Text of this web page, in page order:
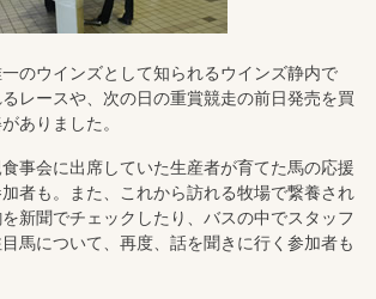
のウインズとして知られるウインズ静内で
レースや、次の日の重賞競走の前日発売を買
ありました。
事会に出席していた生産者が育てた馬の応援
者も。また、これから訪れる牧場で繋養され
新聞でチェックしたり、バスの中でスタッフ
馬について、再度、話を聞きに行く参加者も